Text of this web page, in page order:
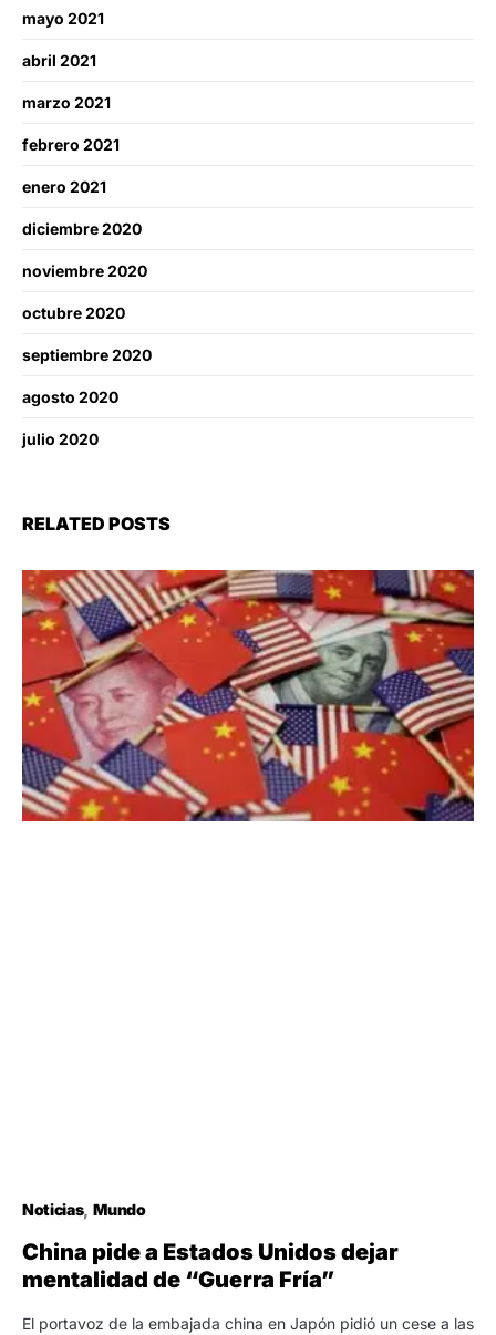
mayo 2021
abril 2021
marzo 2021
febrero 2021
enero 2021
diciembre 2020
noviembre 2020
octubre 2020
septiembre 2020
agosto 2020
julio 2020
RELATED POSTS
Noticias Mundo
China pide a Estados Unidos dejar
mentalidad de “Guerra Fría”
El portavoz de la embajada china en Japón pidió un cese a las